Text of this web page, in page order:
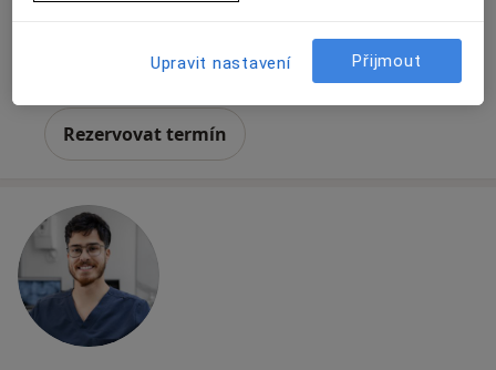
od 1 000 kč
Tento specialista nenabízí online rezervaci termínu na této adrese.
Rezervovat termín
Upravit nastavení Přijmout